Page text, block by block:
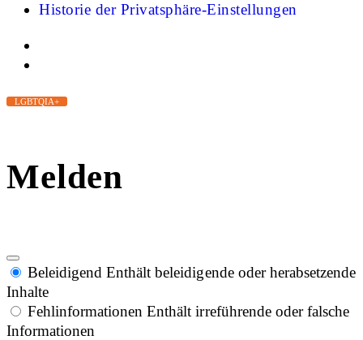
Historie der Privatsphäre-Einstellungen
LGBTQIA+
Melden
Beleidigend Enthält beleidigende oder herabsetzende
Inhalte
Fehlinformationen Enthält irreführende oder falsche
Informationen